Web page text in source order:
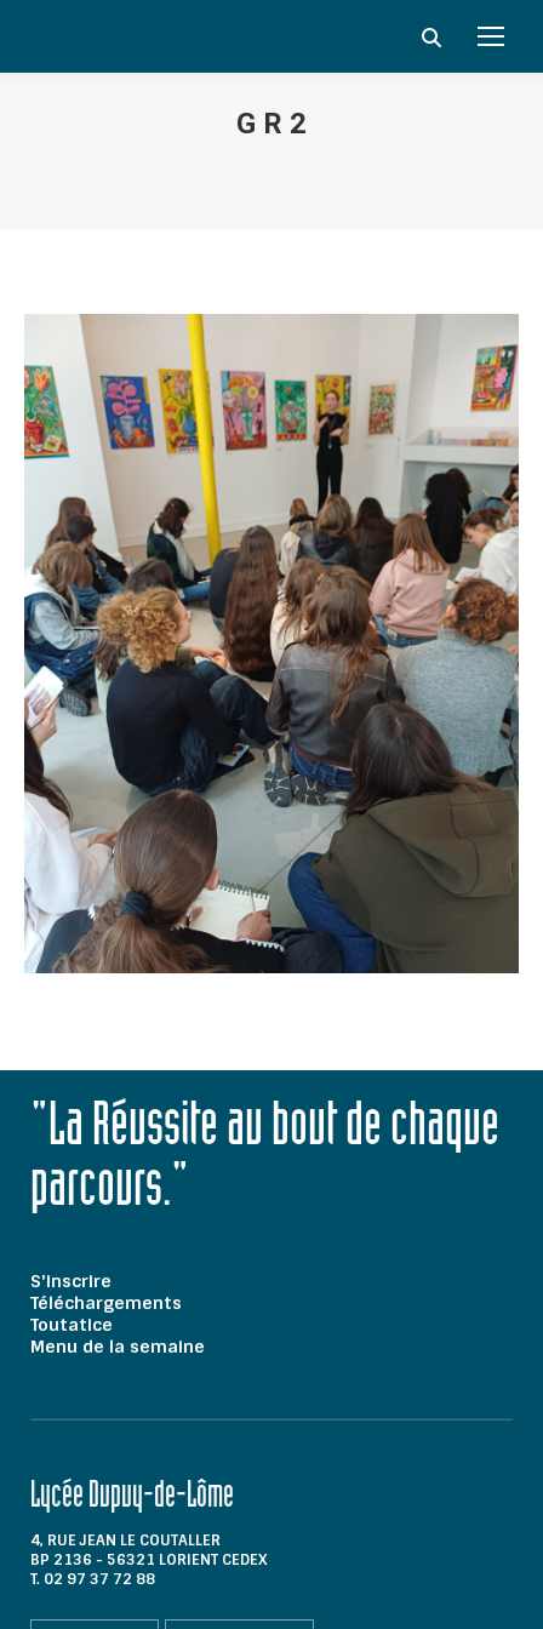
Search:
G R 2
"La Réussite au bout de chaque
parcours."
S'inscrire
Téléchargements
Toutatice
Menu de la semaine
Lycée Dupuy-de-Lôme
4, RUE JEAN LE COUTALLER
BP 2136 - 56321 LORIENT CEDEX
T. 02 97 37 72 88